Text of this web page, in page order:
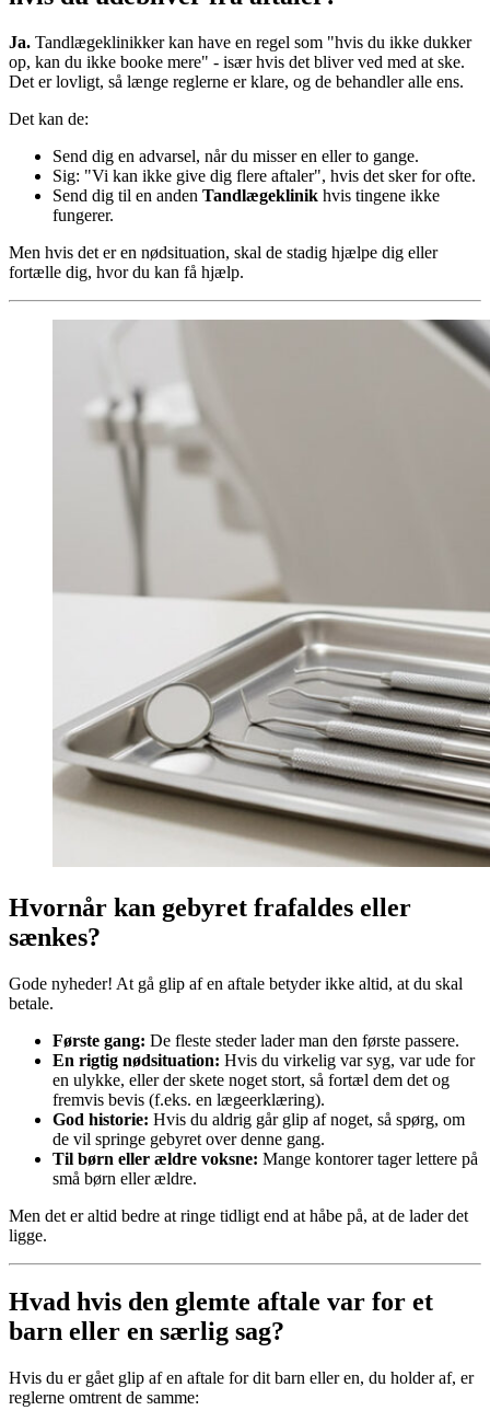
Ja. Tandlægeklinikker kan have en regel som "hvis du ikke dukker
op, kan du ikke booke mere" - især hvis det bliver ved med at ske.
Det er lovligt, så længe reglerne er klare, og de behandler alle ens.
Det kan de:
Send dig en advarsel, når du misser en eller to gange.
Sig: "Vi kan ikke give dig flere aftaler", hvis det sker for ofte.
Send dig til en anden Tandlægeklinik hvis tingene ikke
fungerer.
Men hvis det er en nødsituation, skal de stadig hjælpe dig eller
fortælle dig, hvor du kan få hjælp.
Hvornår kan gebyret frafaldes eller
sænkes?
Gode nyheder! At gå glip af en aftale betyder ikke altid, at du skal
betale.
Første gang: De fleste steder lader man den første passere.
En rigtig nødsituation: Hvis du virkelig var syg, var ude for
en ulykke, eller der skete noget stort, så fortæl dem det og
fremvis bevis (f.eks. en lægeerklæring).
God historie: Hvis du aldrig går glip af noget, så spørg, om
de vil springe gebyret over denne gang.
Til børn eller ældre voksne: Mange kontorer tager lettere på
små børn eller ældre.
Men det er altid bedre at ringe tidligt end at håbe på, at de lader det
ligge.
Hvad hvis den glemte aftale var for et
barn eller en særlig sag?
Hvis du er gået glip af en aftale for dit barn eller en, du holder af, er
reglerne omtrent de samme: